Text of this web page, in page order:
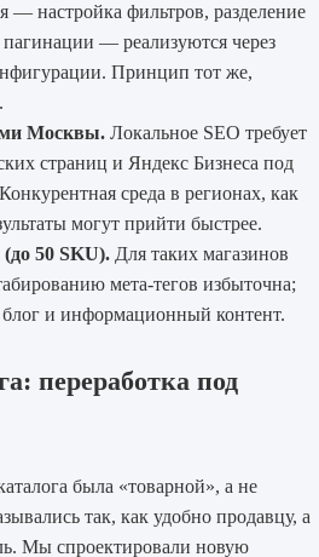
— настройка фильтров, разделение
пагинации — реализуются через
Принцип тот же,
Москвы. Локальное SEO требует
страниц и Яндекс Бизнеса под
среда в регионах, как
могут прийти быстрее.
50 SKU). Для таких магазинов
мета-тегов избыточна;
блог и информационный контент.
переработка под
была «товарной», а не
так, как удобно продавцу, а
Мы спроектировали новую